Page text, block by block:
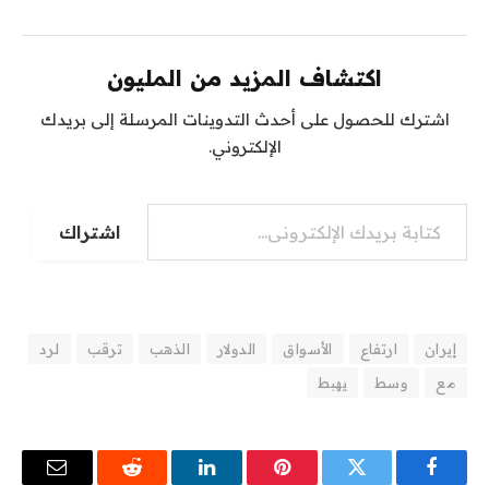
اكتشاف المزيد من المليون
اشترك للحصول على أحدث التدوينات المرسلة إلى بريدك
الإلكتروني.
اشتراك
إيران ارتفاع الأسواق الدولار الذهب ترقب
لرد
مع
وسط يهبط